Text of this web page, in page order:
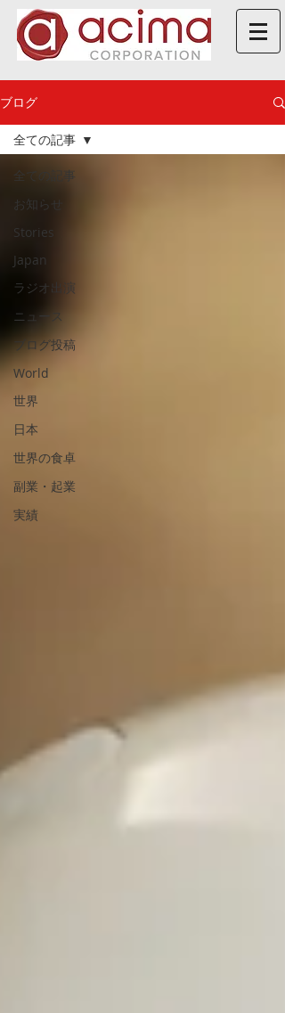
ブログ
全ての記事
お知らせ
Stories
Japan
ラジオ出演
ニュース
ブログ投稿
World
世界
日本
世界の食卓
副業・起業
実績
全ての記事